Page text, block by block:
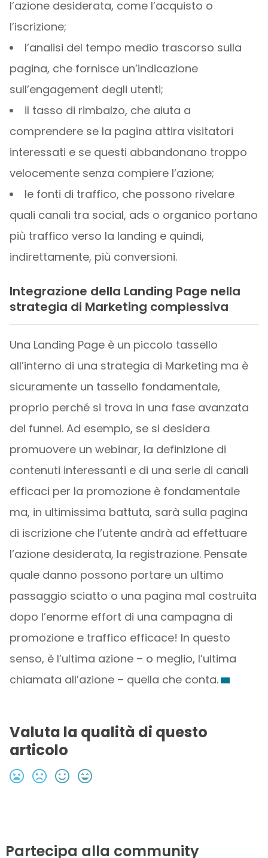
l’azione desiderata, come l’acquisto o
l’iscrizione;
l’analisi del tempo medio trascorso sulla
pagina, che fornisce un’indicazione
sull’engagement degli utenti;
il tasso di rimbalzo, che aiuta a
comprendere se la pagina attira visitatori
interessati e se questi abbandonano troppo
velocemente senza compiere l’azione;
le fonti di traffico, che possono rivelare
quali canali tra social, ads o organico portano
più traffico verso la landing e quindi,
indirettamente, più conversioni.
Integrazione della Landing Page nella
strategia di Marketing complessiva
Una Landing Page è un piccolo tassello
all’interno di una strategia di Marketing ma è
sicuramente un tassello fondamentale,
proprio perché si trova in una fase avanzata
del funnel. Ad esempio, se si desidera
promuovere un webinar, la definizione di
contenuti interessanti e di una serie di canali
efficaci per la promozione è fondamentale
ma, in ultimissima battuta, sarà sulla pagina
di iscrizione che l’utente andrà ad effettuare
l’azione desiderata, la registrazione. Pensate
quale danno possono portare un ultimo
passaggio sciatto o una pagina mal costruita
dopo l’enorme effort di una campagna di
promozione e traffico efficace! In questo
senso, è l’ultima azione – o meglio, l’ultima
chiamata all’azione – quella che conta.
Valuta la qualità di questo
articolo
Partecipa alla community